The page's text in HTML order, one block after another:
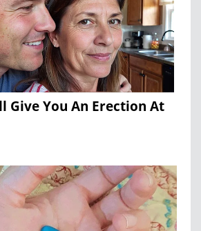
Give You An Erection At